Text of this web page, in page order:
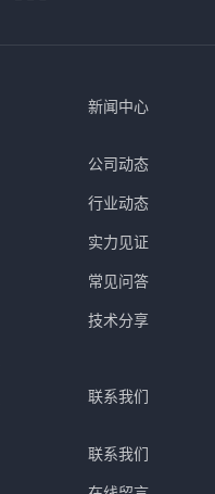
新闻中心
公司动态
行业动态
实力见证
常见问答
技术分享
联系我们
联系我们